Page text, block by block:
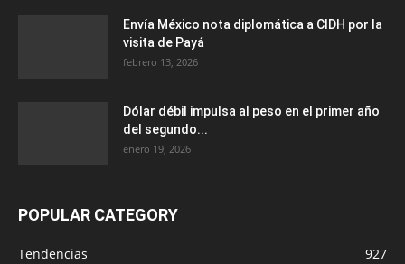
Envía México nota diplomática a CIDH por la
visita de Payá
febrero 13, 2026
Dólar débil impulsa al peso en el primer año
del segundo...
enero 19, 2026
POPULAR CATEGORY
Tendencias
927